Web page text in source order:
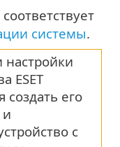
системы.
настройки
ESET
создать его
с